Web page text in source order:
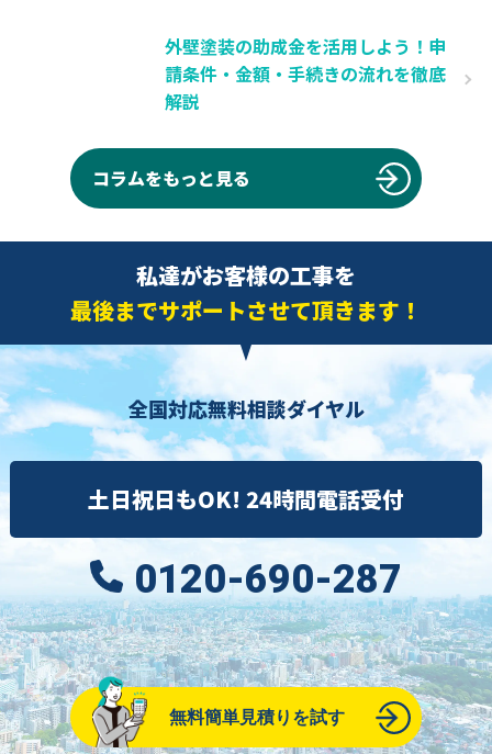
外壁塗装の助成金を活用しよう！申
請条件・金額・手続きの流れを徹底
解説
コラムをもっと見る
私達がお客様の工事を
最後までサポートさせて頂きます！
全国対応無料相談ダイヤル
土日祝日もOK! 24時間電話受付
0120-690-287
無料簡単見積りを試す